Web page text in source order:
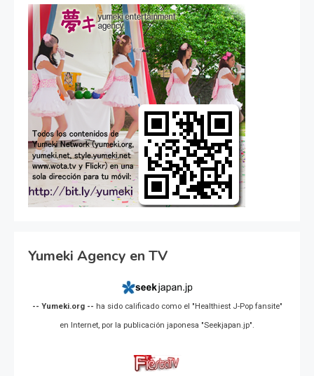
Yumeki Agency en TV
-- Yumeki.org -- ha sido calificado como el "Healthiest J-Pop fansite"
en Internet, por la publicación japonesa "Seekjapan.jp".